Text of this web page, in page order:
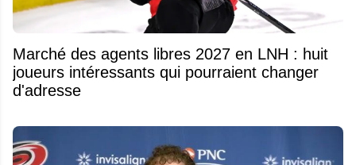
Marché des agents libres 2027 en LNH : huit
joueurs intéressants qui pourraient changer
d'adresse